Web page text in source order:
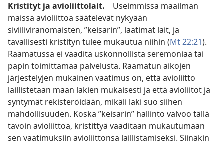
Kristityt ja avioliittolait. Useimmissa maailman
maissa avioliittoa säätelevät nykyään
siviiliviranomaisten, ”keisarin”, laatimat lait, ja
tavallisesti kristityn tulee mukautua niihin (Mt 22:21).
Raamatussa ei vaadita uskonnollista seremoniaa tai
papin toimittamaa palvelusta. Raamatun aikojen
järjestelyjen mukainen vaatimus on, että avioliitto
laillistetaan maan lakien mukaisesti ja että avioliitot ja
syntymät rekisteröidään, mikäli laki suo siihen
mahdollisuuden. Koska ”keisarin” hallinto valvoo tällä
tavoin avioliittoa, kristittyä vaaditaan mukautumaan
sen vaatimuksiin avioliittonsa laillistamiseksi. Siinäkin